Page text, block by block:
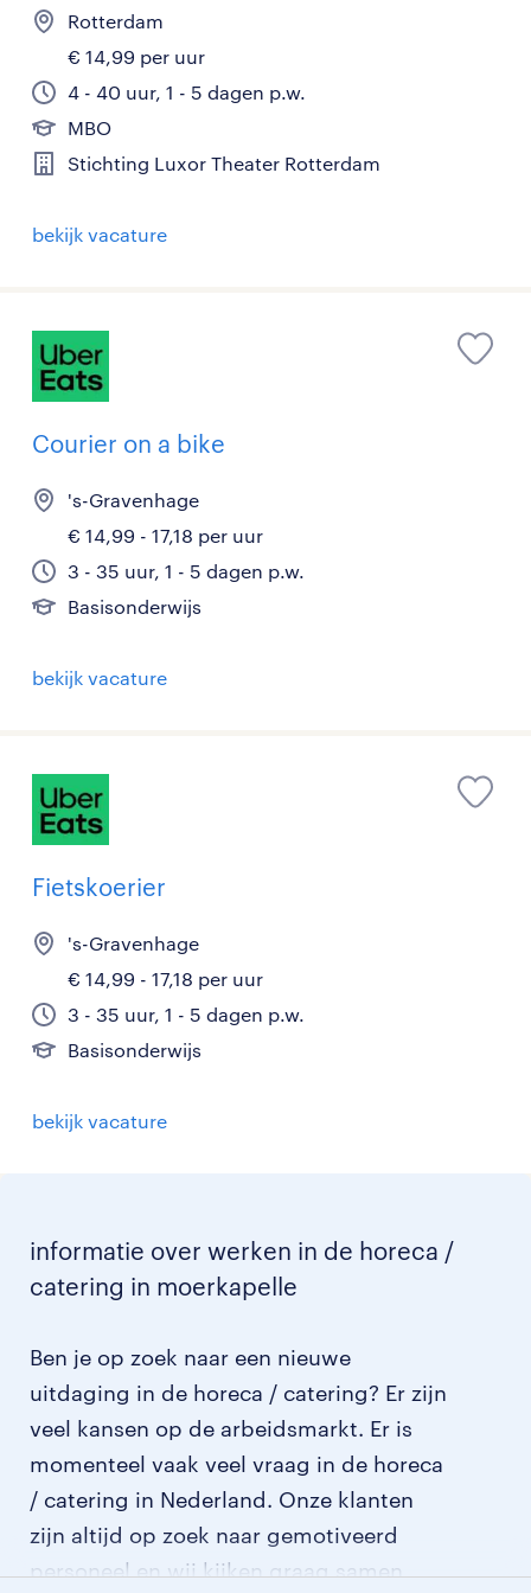
Rotterdam
€ 14,99 per uur
4 - 40 uur, 1 - 5 dagen p.w.
MBO
Stichting Luxor Theater Rotterdam
bekijk vacature
Courier on a bike
's-Gravenhage
€ 14,99 - 17,18 per uur
3 - 35 uur, 1 - 5 dagen p.w.
Basisonderwijs
bekijk vacature
Fietskoerier
's-Gravenhage
€ 14,99 - 17,18 per uur
3 - 35 uur, 1 - 5 dagen p.w.
Basisonderwijs
bekijk vacature
informatie over werken in de horeca /
catering in moerkapelle
Ben je op zoek naar een nieuwe
uitdaging in de horeca / catering? Er zijn
veel kansen op de arbeidsmarkt. Er is
momenteel vaak veel vraag in de horeca
/ catering in Nederland. Onze klanten
zijn altijd op zoek naar gemotiveerd
personeel en wij kijken graag samen